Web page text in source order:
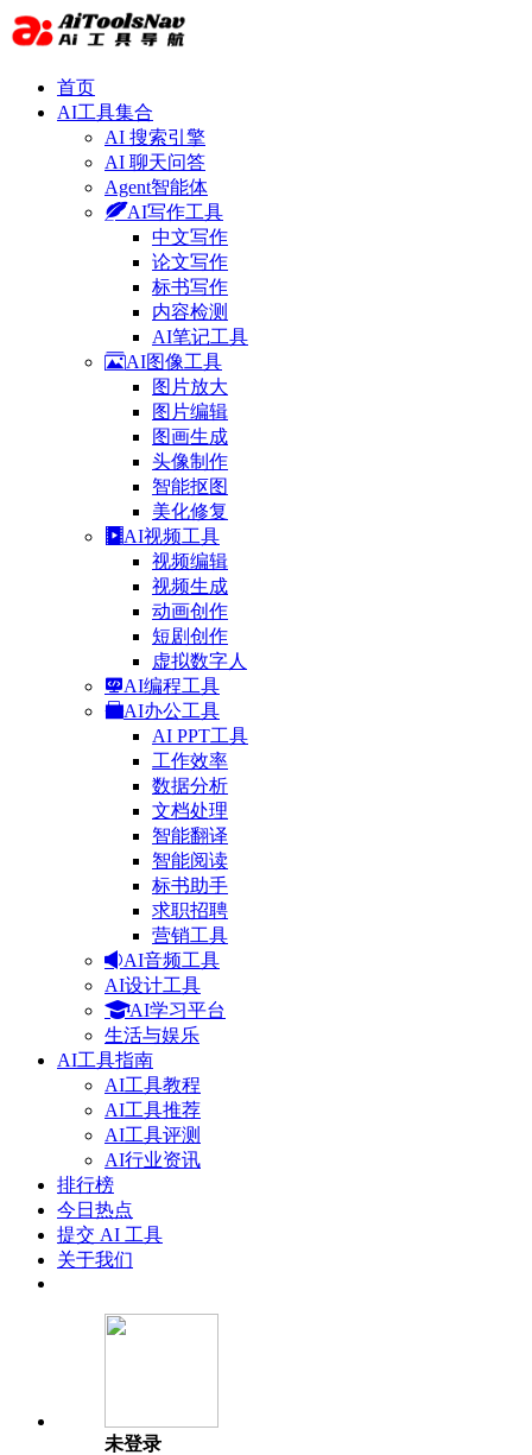
首页
AI工具集合
AI 搜索引擎
AI 聊天问答
Agent智能体
AI写作工具
中文写作
论文写作
标书写作
内容检测
AI笔记工具
AI图像工具
图片放大
图片编辑
图画生成
头像制作
智能抠图
美化修复
AI视频工具
视频编辑
视频生成
动画创作
短剧创作
虚拟数字人
AI编程工具
AI办公工具
AI PPT工具
工作效率
数据分析
文档处理
智能翻译
智能阅读
标书助手
求职招聘
营销工具
AI音频工具
AI设计工具
AI学习平台
生活与娱乐
AI工具指南
AI工具教程
AI工具推荐
AI工具评测
AI行业资讯
排行榜
今日热点
提交 AI 工具
关于我们
未登录